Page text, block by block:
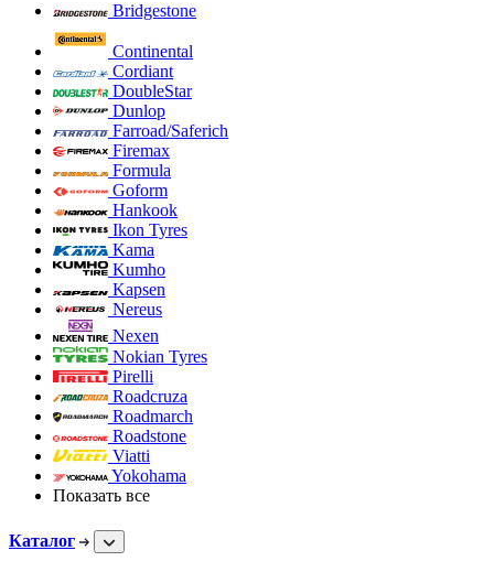
Bridgestone
Continental
Cordiant
DoubleStar
Dunlop
Farroad/Saferich
Firemax
Formula
Goform
Hankook
Ikon Tyres
Kama
Kumho
Kapsen
Nereus
Nexen
Nokian Tyres
Pirelli
Roadcruza
Roadmarch
Roadstone
Viatti
Yokohama
Показать все
Каталог